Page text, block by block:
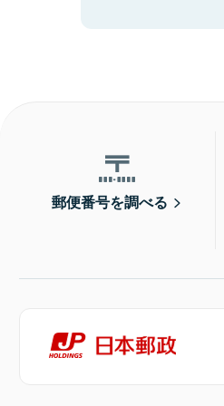
郵便番号を調べる